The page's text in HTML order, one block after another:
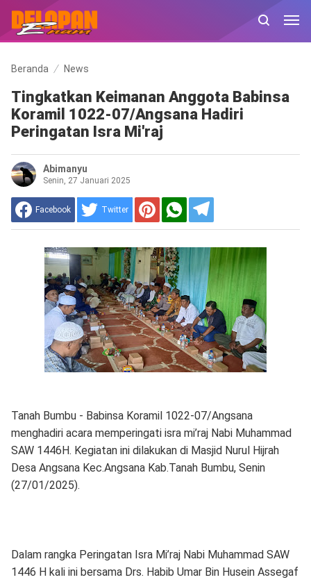
Beranda News
Tingkatkan Keimanan Anggota Babinsa
Koramil 1022-07/Angsana Hadiri
Peringatan Isra Mi'raj
Abimanyu
Senin, 27 Januari 2025
Facebook Twitter
Tanah Bumbu - Babinsa Koramil 1022-07/Angsana
menghadiri acara memperingati isra mi’raj Nabi Muhammad
SAW 1446H. Kegiatan ini dilakukan di Masjid Nurul Hijrah
Desa Angsana Kec.Angsana Kab.Tanah Bumbu, Senin
(27/01/2025).
Dalam rangka Peringatan Isra Mi’raj Nabi Muhammad SAW
1446 H kali ini bersama Drs. Habib Umar Bin Husein Assegaf